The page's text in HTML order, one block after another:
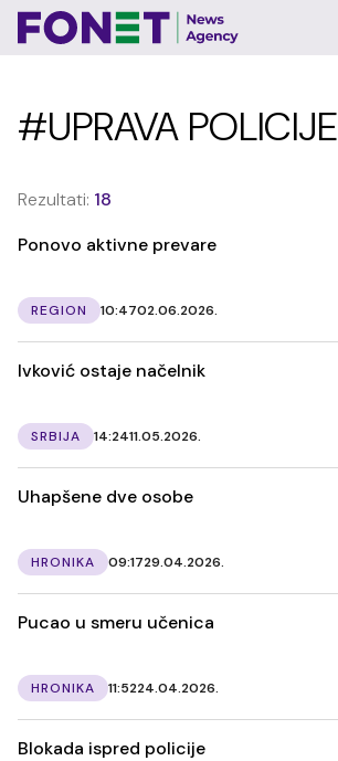
#UPRAVA POLICIJE
Rezultati: 18
Ponovo aktivne prevare
REGION 10:4702.06.2026.
Ivković ostaje načelnik
SRBIJA 14:2411.05.2026.
Uhapšene dve osobe
HRONIKA 09:1729.04.2026.
Pucao u smeru učenica
HRONIKA 11:5224.04.2026.
Blokada ispred policije